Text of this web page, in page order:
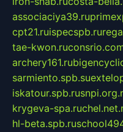
associaciya39.ru
cpt21.ruispecspb.ru
tae-kwon.ru
archery161.ru
sarmiento.spb.su
iskatour.spb.ru
krygeva-spa.ru
hl-beta.spb.ru